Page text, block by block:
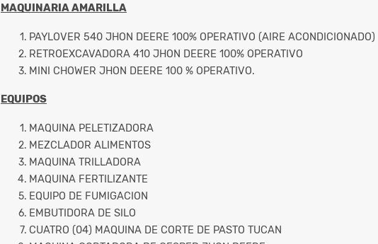
MAQUINARIA AMARILLA
PAYLOVER 540 JHON DEERE 100% OPERATIVO (AIRE ACONDICIONADO)
RETROEXCAVADORA 410 JHON DEERE 100% OPERATIVO
MINI CHOWER JHON DEERE 100 % OPERATIVO.
EQUIPOS
MAQUINA PELETIZADORA
MEZCLADOR ALIMENTOS
MAQUINA TRILLADORA
MAQUINA FERTILIZANTE
EQUIPO DE FUMIGACION
EMBUTIDORA DE SILO
CUATRO (04) MAQUINA DE CORTE DE PASTO TUCAN